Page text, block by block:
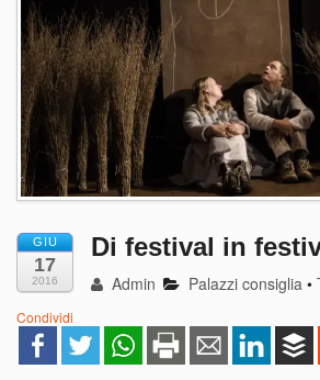
GIU
17
2016
Di festival in
Admin Palazzi consiglia •
Condividi